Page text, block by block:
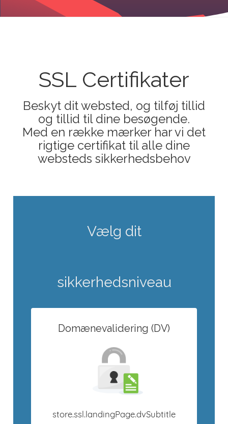
SSL Certifikater
Beskyt dit websted, og tilføj tillid
og tillid til dine besøgende.
Med en række mærker har vi det
rigtige certifikat til alle dine
websteds sikkerhedsbehov
Vælg dit
sikkerhedsniveau
Domænevalidering (DV)
store.ssl.landingPage.dvSubtitle